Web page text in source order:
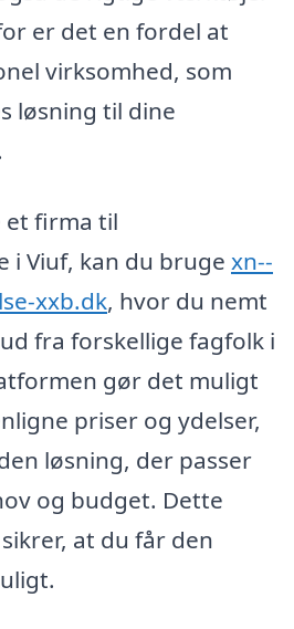
er det en fordel at
virksomhed, som
løsning til dine
et firma til
Viuf, kan du bruge xn--
xxb.dk, hvor du nemt
fra forskellige fagfolk i
gør det muligt
priser og ydelser,
løsning, der passer
og budget. Dette
at du får den